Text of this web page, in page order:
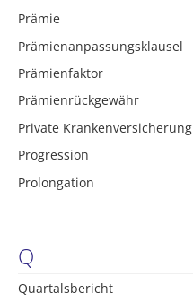
Prämie
Prämienanpassungsklausel
Prämienfaktor
Prämienrückgewähr
Private Krankenversicherung
Progression
Prolongation
Q
Quartalsbericht